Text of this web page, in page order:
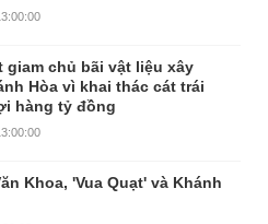
giam chủ bãi vật liệu xây
Hòa vì khai thác cát trái
hàng tỷ đồng
Khoa, 'Vua Quạt' và Khánh